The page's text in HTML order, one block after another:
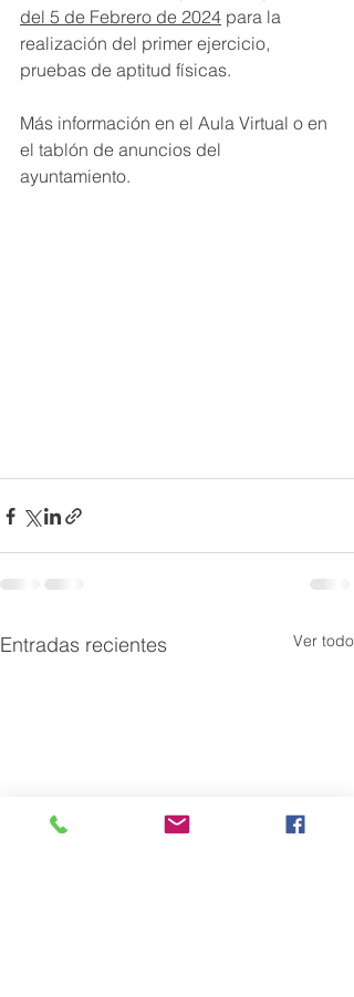
del 5 de Febrero de 2024 para la
realización del primer ejercicio,
pruebas de aptitud físicas.
Más información en el Aula Virtual o en
el tablón de anuncios del
ayuntamiento.
Entradas recientes Ver todo